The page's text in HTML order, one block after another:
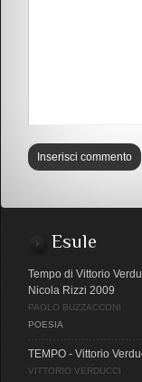
Esule
Tempo di Vittorio
Nicola Rizzi 2009
PAOLO BUZZACCONI
POESIA
TEMPO - Vittorio
VITTORIO VERDUCCI